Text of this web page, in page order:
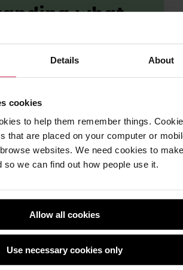
Details About
cookies
to help them remember things.
that are placed on your computer or
websites. We need cookies to
so we can find out how people use it.
Allow all cookies
Use necessary cookies only
what
learn in
Early
our